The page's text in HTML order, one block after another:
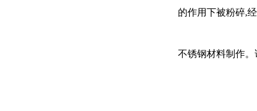
的作用下被粉碎,
不锈钢材料制作。